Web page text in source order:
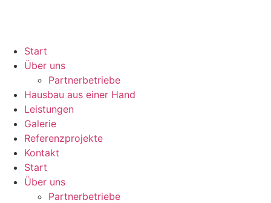
Start
Über uns
Partnerbetriebe
Hausbau aus einer Hand
Leistungen
Galerie
Referenzprojekte
Kontakt
Start
Über uns
Partnerbetriebe